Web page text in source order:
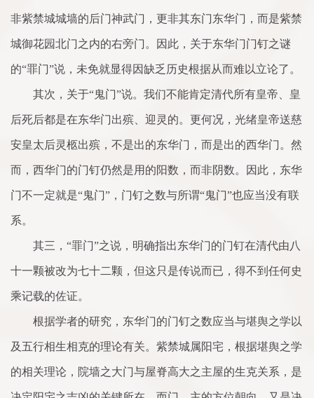
非紫禁城城墙的后门神武门，更非其东门东华门，而是紫禁
城御花园北门之内的右旁门。因此，关于东华门门钉之谜
的“罪门”说，未免就显得因缺乏历史根据从而难以立论了。
其次，关于“鬼门”说。我们不能肯定清代所有皇帝、皇
后死后都是在东华门出殡、迎灵的。更何况，光绪皇帝送慈
安皇太后灵柩出殡，不是出的东华门，而是出的西华门。然
而，西华门的门钉仍然是用的阳数，而非阴数。因此，东华
门不一定就是“鬼门”，门钉之数与所谓“鬼门”也应当没有联
系。
其三，“罪门”之说，明确指出东华门的门钉在清代由八
十一颗被改为七十二颗，但这只是传说而已，得不到任何史
乘记载的佐证。
根据学者的研究，东华门的门钉之数应当与堪舆之学以
及五行相生相克的理论有关。紫禁城属阳宅，根据堪舆之学
的相关理论，院墙之大门与屋脊高大之主屋的生克关系，是